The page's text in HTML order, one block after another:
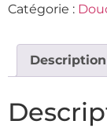
Catégorie :
Description